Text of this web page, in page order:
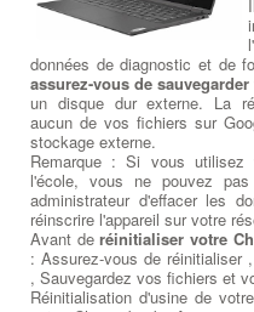
données de diagnostic et de
assurez-vous de
un disque dur externe. La
aucun de vos fichiers sur
stockage externe.
Remarque : Si vous
l'école, vous ne pouvez
administrateur d'effacer les
réinscrire l'appareil sur votre
Avant deréinitialiser votre
: Assurez-vous de réinitialiser
, Sauvegardez vos fichiers et
Réinitialisation d'usine de